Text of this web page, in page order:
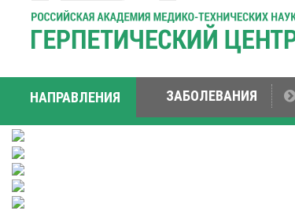
НАПРАВЛЕНИЯ ЗАБОЛЕВАНИЯ